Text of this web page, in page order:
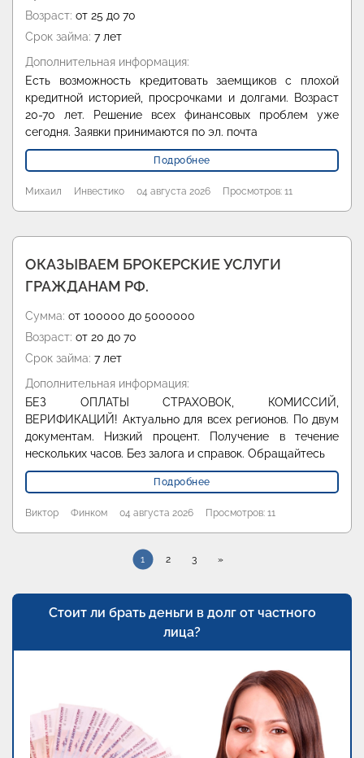
Возраст: от 25 до 70
Срок займа: 7 лет
Дополнительная информация:
Есть возможность кредитовать заемщиков с плохой
кредитной историей, просрочками и долгами. Возраст
20-70 лет. Решение всех финансовых проблем уже
сегодня. Заявки принимаются по эл. почта
Подробнее
Михаил Инвестико 04 августа 2026 Просмотров: 11
ОКАЗЫВАЕМ БРОКЕРСКИЕ УСЛУГИ
ГРАЖДАНАМ РФ.
Сумма: от 100000 до 5000000
Возраст: от 20 до 70
Срок займа: 7 лет
Дополнительная информация:
БЕЗ ОПЛАТЫ СТРАХОВОК, КОМИССИЙ,
ВЕРИФИКАЦИЙ! Актуально для всех регионов. По двум
документам. Низкий процент. Получение в течение
нескольких часов. Без залога и справок. Обращайтесь
Подробнее
Виктор Финком 04 августа 2026 Просмотров: 11
1 2 3 »
Стоит ли брать деньги в долг от частного
лица?